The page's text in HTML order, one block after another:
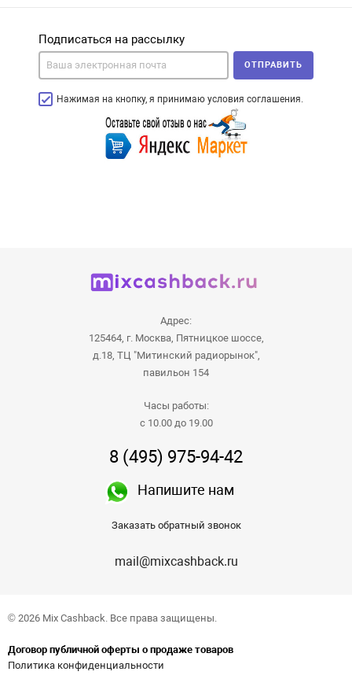
Подписаться на рассылку
Нажимая на кнопку, я принимаю условия соглашения.
ОТПРАВИТЬ
Адрес:
125464, г. Москва, Пятницкое шоссе,
д.18, ТЦ "Митинский радиорынок",
павильон 154
Часы работы:
с 10.00 до 19.00
8 (495) 975-94-42
Напишите нам
Заказать обратный звонок
mail@mixcashback.ru
© 2026 Mix Cashback. Все права защищены.
Договор публичной оферты о продаже товаров
Политика конфиденциальности